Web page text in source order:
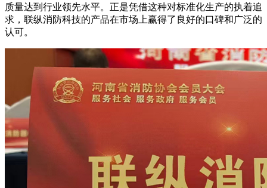
质量达到行业领先水平。正是凭借这种对标准化生产的执着追
求，联纵消防科技的产品在市场上赢得了良好的口碑和广泛的
认可。